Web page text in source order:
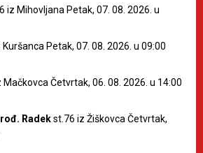
iz Mihovljana Petak, 07. 08. 2026. u
Petak, 07. 08. 2026. u 09:00
Mačkovca Četvrtak, 06. 08. 2026. u 14:00
Radekst.76 iz Žiškovca Četvrtak,